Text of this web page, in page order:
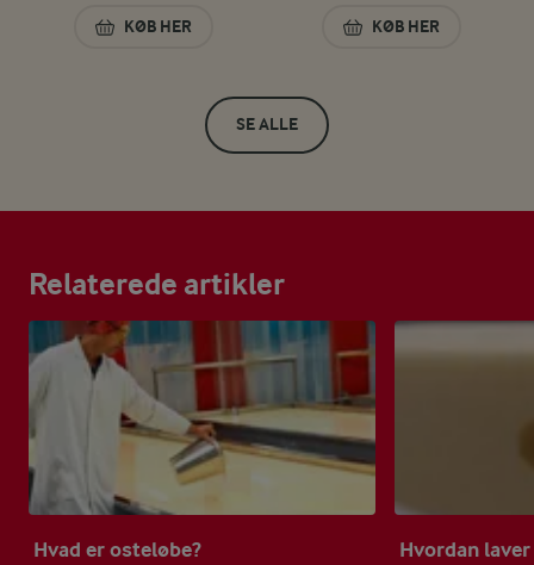
KØB HER
KLASSISK TOMATSUPPE 3% 1 LKØB HER
MOZZARELLA
SE ALLE
Relaterede artikler
Hvad er osteløbe? Hvordan